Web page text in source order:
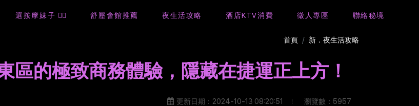
選按摩妹子 🙋‍♀️ 舒壓會館推薦 夜生活攻略 酒店KTV消費 徵人專區 聯絡秘境
首頁 新．夜生活攻略
區的極致商務體驗，隱藏在捷運正上方！
更新日期：2024-10-13 08:20:51 瀏覽數：5957